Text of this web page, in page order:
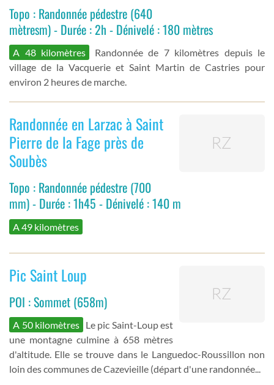
Topo : Randonnée pédestre (640
mètresm) - Durée : 2h - Dénivelé : 180 mètres
A 48 kilomètres
Randonnée de 7 kilomètres depuis le
village de la Vacquerie et Saint Martin de Castries pour
environ 2 heures de marche.
Randonnée en Larzac à Saint
Pierre de la Fage près de
Soubès
Topo : Randonnée pédestre (700
mm) - Durée : 1h45 - Dénivelé : 140 m
A 49 kilomètres
Pic Saint Loup
POI : Sommet (658m)
A 50 kilomètres Le pic Saint-Loup est
une montagne culmine à 658 mètres
d'altitude. Elle se trouve dans le Languedoc-Roussillon non
loin des communes de Cazevieille (départ d'une randonnée...